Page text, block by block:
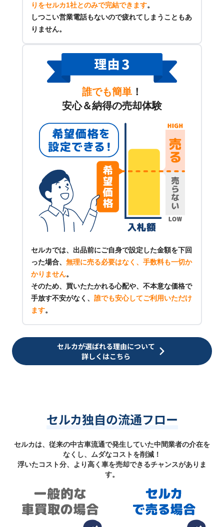
りをセルカ1社とのみで完結できます。
しつこい営業電話もないので疲れてしまうこともあ
りません。
誰でも簡単 ！
安心＆納得の売却体験
セルカでは、出品前にご自身で設定した金額を下回
った場合、 無理に売る必要はなく、手数料も一切か
かりません。
そのため、買いたたかれる心配や、不本意な価格で
手放す不安がなく、 誰でも安心してご利用いただけ
ます。
セルカが選ばれる理由について
詳しくはこちら
セルカ独自の流通フロー
セルカは、従来の中古車流通で発生していた中間業者の介在を
なくし、ムダなコストを削減！
浮いたコスト分、より高く車を売却できるチャンスがありま
す。